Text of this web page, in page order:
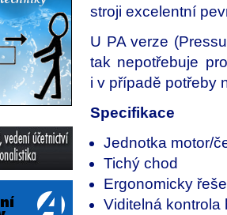
stroji excelentní
U PA verze
tak nepotřebuje
i v případě potřeby
Specifikace
Jednotka motor/
Tichý chod
Ergonomicky
Viditelná kontrola